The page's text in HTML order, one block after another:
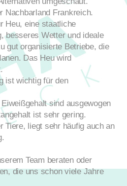
Nachbarland Frankreich.
Heu, eine staatliche
besseres Wetter und ideale
gut organisierte Betriebe, die
Das Heu wird
ist wichtig für den
sind ausgewogen
ist sehr gering.
Tiere, liegt sehr häufig auch an
Team beraten oder
die uns schon viele Jahre